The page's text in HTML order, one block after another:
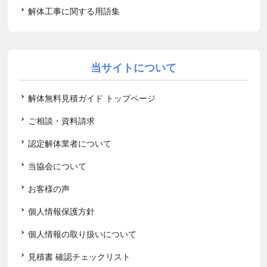
解体工事に関する用語集
当サイトについて
解体無料見積ガイド トップページ
ご相談・資料請求
認定解体業者について
当協会について
お客様の声
個人情報保護方針
個人情報の取り扱いについて
見積書 確認チェックリスト